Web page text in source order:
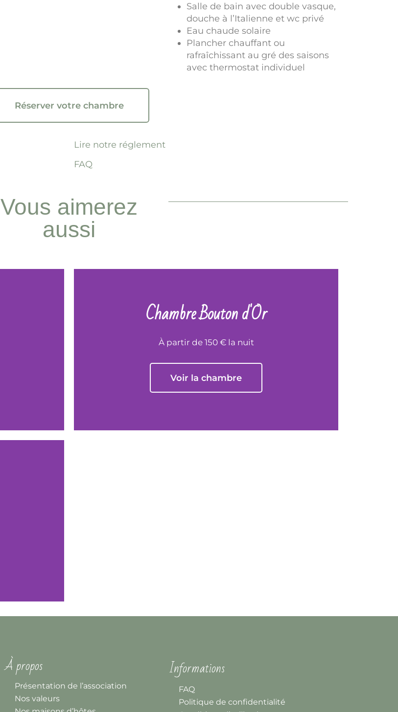
Salle de bain avec double vasque,
douche à l’Italienne et wc privé
Eau chaude solaire
Plancher chauffant ou
rafraîchissant au gré des saisons
avec thermostat individuel
Réserver votre chambre
Lire notre réglement
FAQ
Vous aimerez
aussi
Chambre Bouton d'Or
À partir de 150 € la nuit
Voir la chambre
À propos
Présentation de l’association
Nos valeurs
Informations
FAQ
Politique de confidentialité